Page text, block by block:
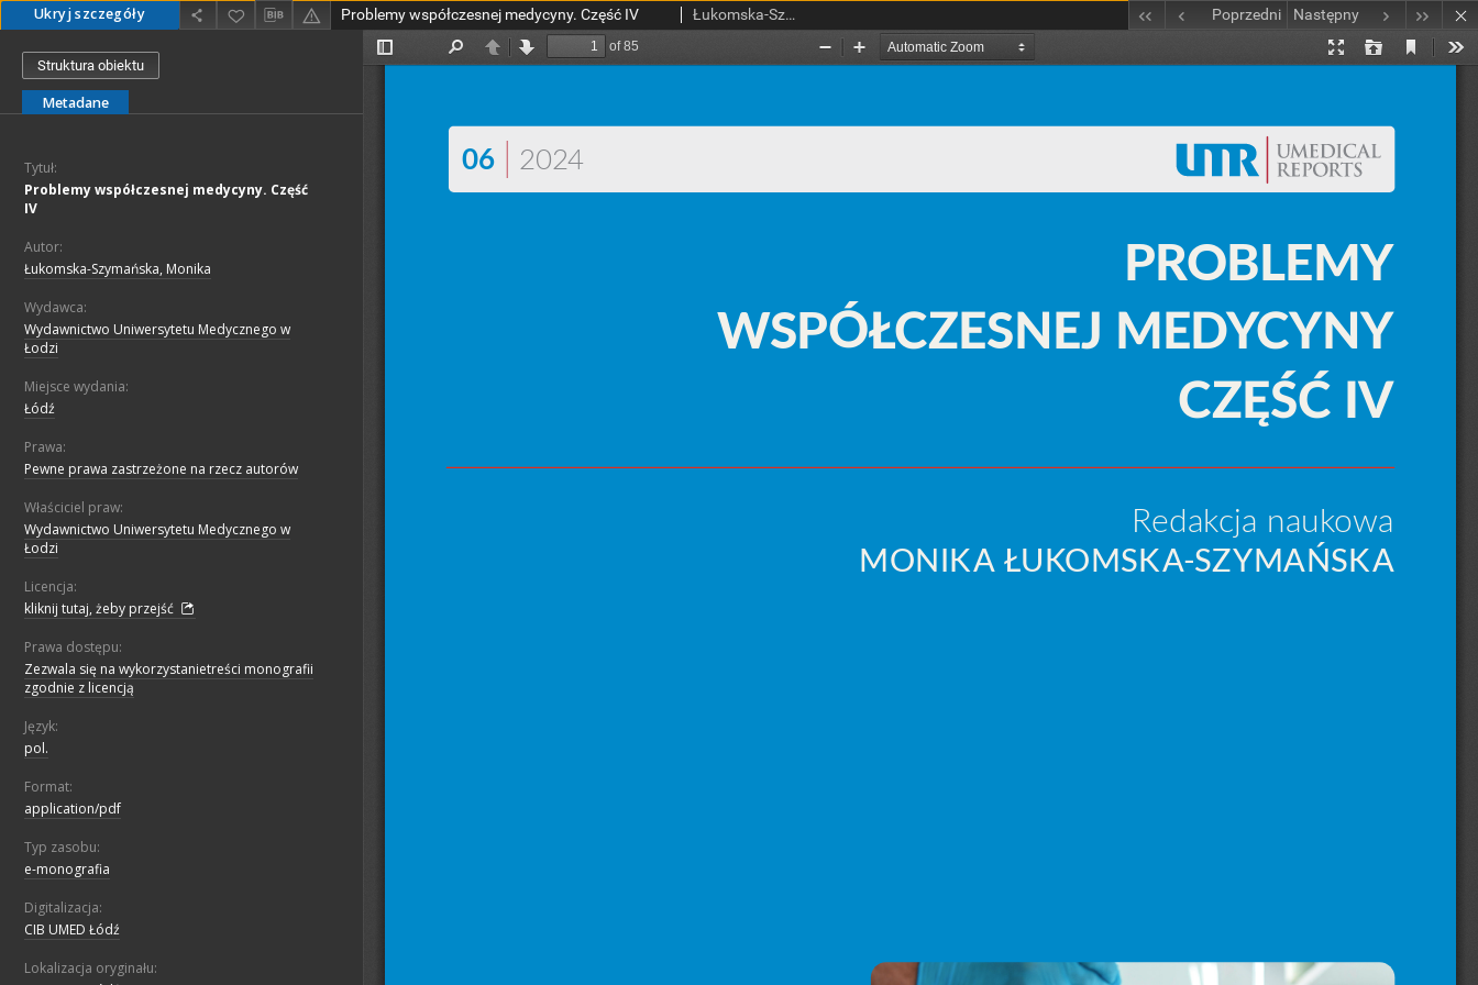
Ukryj szczegóły Problemy współczesnej medycyny. Część IV Łukomska-Szymańska, Monika Poprzedni Następny
Struktura obiektu
Metadane
Tytuł:
Problemy współczesnej medycyny. Część
IV
Autor:
Łukomska-Szymańska, Monika
Wydawca:
Wydawnictwo Uniwersytetu Medycznego w
Łodzi
Miejsce wydania:
Łódź
Prawa:
Pewne prawa zastrzeżone na rzecz autorów
Właściciel praw:
Wydawnictwo Uniwersytetu Medycznego w
Łodzi
Licencja:
kliknij tutaj, żeby przejść
Prawa dostępu:
Zezwala się na wykorzystanietreści monografii
zgodnie z licencją
Język:
pol.
Format:
application/pdf
Typ zasobu:
e-monografia
Digitalizacja:
CIB UMED Łódź
Lokalizacja oryginału: